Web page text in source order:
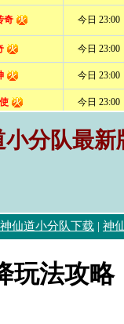
分队最新
仙道小分队下载 | 神
玩法攻略